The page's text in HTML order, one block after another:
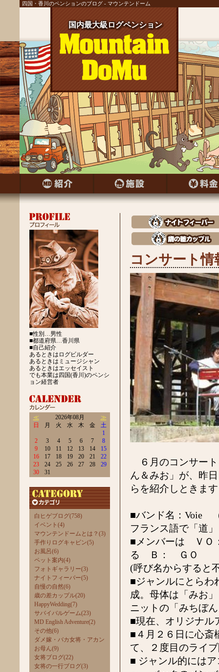
四国・香川のペンションのブログ - マウンテンドーム
国内最大級ログペンション
国内最大級ログペンション
国内最大級ログペンション
国内最大級ログペンション
国内最大級ログペンション
国内最大級ログペンション
国内最大級ログペンション
国内最大級ログペンション
国内最大級ログペンション
国内最大級ログペンション
国内最大級ログペンション
国内最大級ログペンション
国内最大級ログペンション
国内最大級ログペンション
国内最大級ログペンション
国内最大級ログペンション
国内最大級ログペンション
国内最大級ログペンション
国内最大級ログペンション
国内最大級ログペンション
国内最大級ログペンション
国内最大級ログペンション
国内最大級ログペンション
国内最大級ログペンション
国内最大級ログペンション
■性別…男性
■都道府県…香川県
■自己紹介
あるときはログビルダー
あるときはミュージシャン
あるときはエッセイスト
でも本業は四国(香川)のペンシ
ョン経営者
≪ 2026年08月
≫
日
月 火 水 木 金
土
1
2
3 4 5 6 7
8
9
10 11 12 13 14
15
16
17 18 19 20 21
22
23
24 25 26 27 28
29
30
31
白ヒゲブログ(758)
イベント(4)
マウンテンドームとは？(3)
手作りログキャビン(5)
お風呂(6)
ペット案内(4)
フォトギャラリー(3)
ナイトフィーバー(5)
自慢の自然(6)
歳の差カップル(20)
HappyWedding(7)
サバイバルゲーム(23)
MD English Adventure(2)
その他(6)
ダメ嫁・バカ女将・アカン
お母ん(9)
女将ブログ(22)
女将の一行ブログ(3)
コンサート情
６月のコンサート
ん＆みお」が、昨
らを紹介しときま
■バンド名：
フランス語で「道
■メンバーは Ｖ
る Ｂ： ＧＯ
(呼び名からすると
■ジャンルにとらわ
成。母体は「みお
ニットの「みちぼ
■現在、オリジナル
■４月２６日に心斎
て、２度目のライ
■ ジャンル的には